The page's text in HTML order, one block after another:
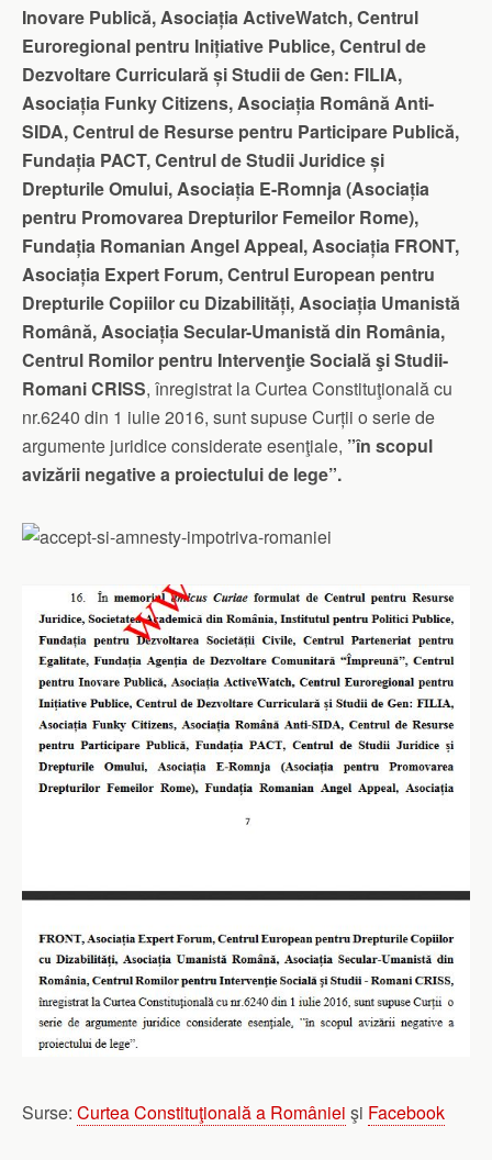
Inovare Publică, Asociația ActiveWatch, Centrul
Euroregional pentru Inițiative Publice, Centrul de
Dezvoltare Curriculară și Studii de Gen: FILIA,
Asociația Funky Citizens, Asociația Română Anti-
SIDA, Centrul de Resurse pentru Participare Publică,
Fundația PACT, Centrul de Studii Juridice și
Drepturile Omului, Asociația E-Romnja (Asociația
pentru Promovarea Drepturilor Femeilor Rome),
Fundația Romanian Angel Appeal, Asociația FRONT,
Asociația Expert Forum, Centrul European pentru
Drepturile Copiilor cu Dizabilități, Asociația Umanistă
Română, Asociația Secular-Umanistă din România,
Centrul Romilor pentru Intervenţie Socială şi Studii-
Romani CRISS, înregistrat la Curtea Constituţională cu
nr.6240 din 1 iulie 2016, sunt supuse Curții o serie de
argumente juridice considerate esenţiale, ”în scopul
avizării negative a proiectului de lege”.
Surse: Curtea Constituţională a României şi Facebook